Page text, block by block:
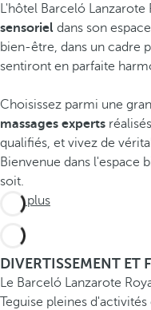
L'hôtel Barceló
sensoriel dans son
bien-être, dans un cadre
sentiront en parfaite
Choisissez parmi une
massages experts
qualifiés, et vivez de
Bienvenue dans l'espace
soit.
Voir plus
DIVERTISSEMENT ET
Le Barceló Lanzarote
Teguise pleines